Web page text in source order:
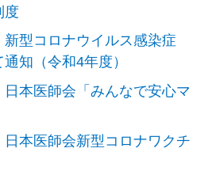
度
新型コロナウイルス感染症
知（令和4年度）
日本医師会「みんなで安心マ
日本医師会新型コロナワクチ